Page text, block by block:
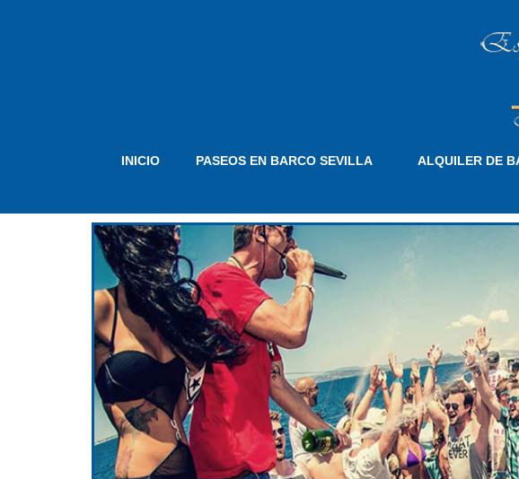
INICIO PASEOS EN BARCO SEVILLA ALQUILER DE